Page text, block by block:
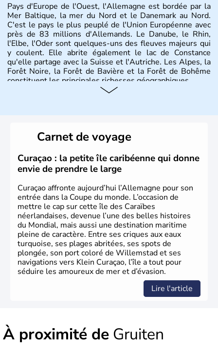
Pays d'Europe de l'Ouest, l'Allemagne est bordée par la
Mer Baltique, la mer du Nord et le Danemark au Nord.
C'est le pays le plus peuplé de l'Union Européenne avec
près de 83 millions d'Allemands. Le Danube, le Rhin,
l'Elbe, l'Oder sont quelques-uns des fleuves majeurs qui
y coulent. Elle abrite également le lac de Constance
qu'elle partage avec la Suisse et l'Autriche. Les Alpes, la
Forêt Noire, la Forêt de Bavière et la Forêt de Bohême
constituent les principales richesses géographiques.
lesquelles bénéficient d'une grande autonomie. Le pays
peut se targuer de grands noms qu'il a vu naître dans tous
les domaines, des arts à la politique en passant par la
philosophie. Hertz, Gutenberg, Heidegger, Thomas Mann,
Herman Hesse ou bien Hegel en font partie.
Carnet de voyage
Curaçao : la petite île caribéenne qui donne
envie de prendre le large
Curaçao affronte aujourd’hui l’Allemagne pour son
entrée dans la Coupe du monde. L’occasion de
mettre le cap sur cette île des Caraïbes
néerlandaises, devenue l’une des belles histoires
du Mondial, mais aussi une destination maritime
pleine de caractère. Entre ses criques aux eaux
turquoise, ses plages abritées, ses spots de
plongée, son port coloré de Willemstad et ses
navigations vers Klein Curaçao, l’île a tout pour
séduire les amoureux de mer et d’évasion.
Lire l'article
À proximité de Gruiten